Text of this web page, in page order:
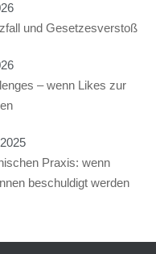
und Gesetzesverstoß
– wenn Likes zur
Praxis: wenn
beschuldigt werden